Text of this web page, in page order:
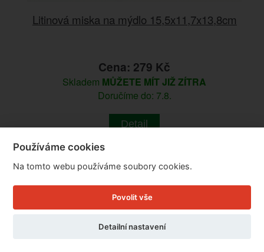
Litinová miska na mýdlo 15,5x11,7x13,8cm
Cena: 279 Kč
Skladem MŮŽETE MÍT JIŽ ZÍTRA
Doručíme do: 7.8.
Detail
Používáme cookies
Na tomto webu používáme soubory cookies.
Povolit vše
Detailní nastavení